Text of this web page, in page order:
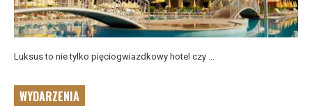
Luksus to nie tylko pięciogwiazdkowy hotel czy ...
WYDARZENIA